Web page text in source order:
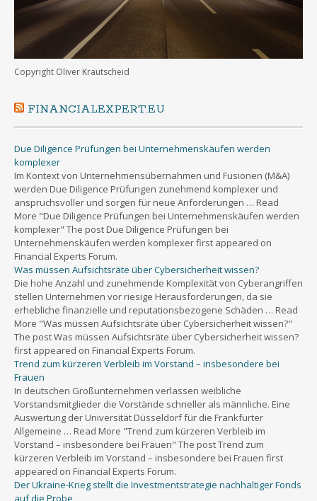
Copyright Oliver Krautscheid
FINANCIALEXPERT.EU
Due Diligence Prüfungen bei Unternehmenskäufen werden
komplexer
Im Kontext von Unternehmensübernahmen und Fusionen (M&A)
werden Due Diligence Prüfungen zunehmend komplexer und
anspruchsvoller und sorgen für neue Anforderungen … Read
More "Due Diligence Prüfungen bei Unternehmenskäufen werden
komplexer" The post Due Diligence Prüfungen bei
Unternehmenskäufen werden komplexer first appeared on
Financial Experts Forum.
Was müssen Aufsichtsräte über Cybersicherheit wissen?
Die hohe Anzahl und zunehmende Komplexität von Cyberangriffen
stellen Unternehmen vor riesige Herausforderungen, da sie
erhebliche finanzielle und reputationsbezogene Schäden … Read
More "Was müssen Aufsichtsräte über Cybersicherheit wissen?"
The post Was müssen Aufsichtsräte über Cybersicherheit wissen?
first appeared on Financial Experts Forum.
Trend zum kürzeren Verbleib im Vorstand – insbesondere bei
Frauen
In deutschen Großunternehmen verlassen weibliche
Vorstandsmitglieder die Vorstände schneller als männliche. Eine
Auswertung der Universität Düsseldorf für die Frankfurter
Allgemeine … Read More "Trend zum kürzeren Verbleib im
Vorstand – insbesondere bei Frauen" The post Trend zum
kürzeren Verbleib im Vorstand – insbesondere bei Frauen first
appeared on Financial Experts Forum.
Der Ukraine-Krieg stellt die Investmentstrategie nachhaltiger Fonds
auf die Probe